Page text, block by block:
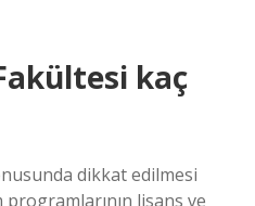
kaç
dikkat edilmesi
lisans ve